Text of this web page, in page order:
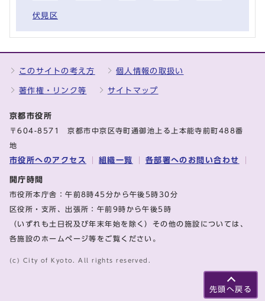
伏見区
先頭へ戻る
このサイトの考え方 個人情報の取扱い
著作権・リンク等 サイトマップ
京都市役所
〒604-8571 京都市中京区寺町通御池上る上本能寺前町488番
地
市役所へのアクセス 組織一覧 各部署へのお問い合わせ
開庁時間
市役所本庁舎：午前8時45分から午後5時30分
区役所・支所、出張所：午前9時から午後5時
（いずれも土日祝及び年末年始を除く）その他の施設については、
各施設のホームページ等をご覧ください。
(c) City of Kyoto. All rights reserved.